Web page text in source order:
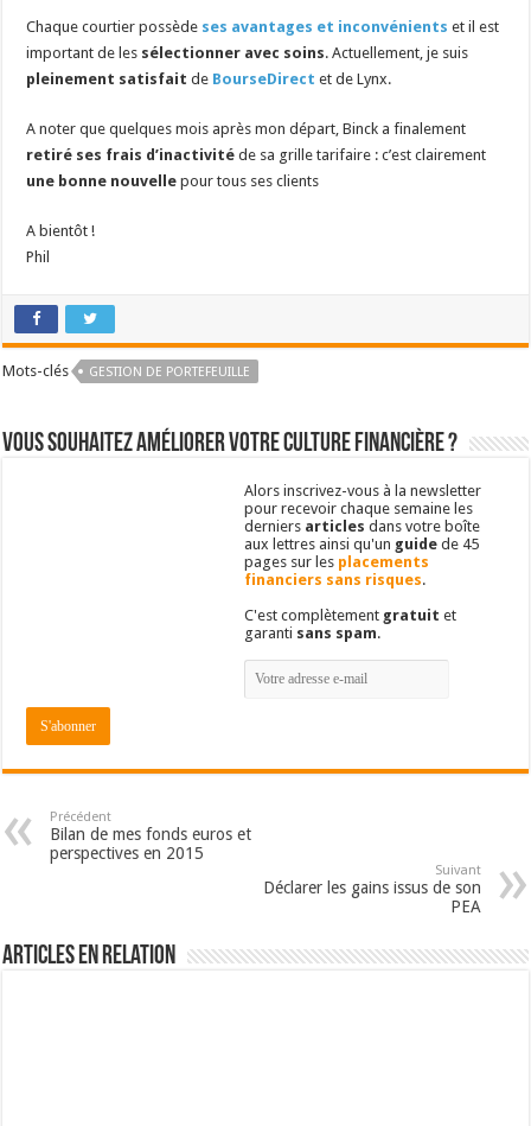
Chaque courtier possède ses avantages et inconvénients et il est
important de les sélectionner avec soins. Actuellement, je suis
pleinement satisfait de BourseDirect et de Lynx.
A noter que quelques mois après mon départ, Binck a finalement
retiré ses frais d’inactivité de sa grille tarifaire : c’est clairement
une bonne nouvelle pour tous ses clients
A bientôt !
Phil
Mots-clés GESTION DE PORTEFEUILLE
Vous souhaitez améliorer votre culture financière ?
Alors inscrivez-vous à la newsletter
pour recevoir chaque semaine les
derniers articles dans votre boîte
aux lettres ainsi qu'un guide de 45
pages sur les placements
financiers sans risques.
C'est complètement gratuit et
garanti sans spam.
Précédent
Bilan de mes fonds euros et
perspectives en 2015
Suivant
Déclarer les gains issus de son
PEA
Articles en relation